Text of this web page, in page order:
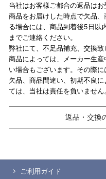
当社はお客様ご都合の返品はお
商品をお届けした時点で欠品
る場合には、商品到着後5日以
までご連絡ください。
弊社にて、不足品補充、交換致
商品によっては、メーカー生
い場合もございます。その際に
欠品、商品間違い、初期不良
ては、当社は責任を負いません
返品・交換
ご利用ガイド